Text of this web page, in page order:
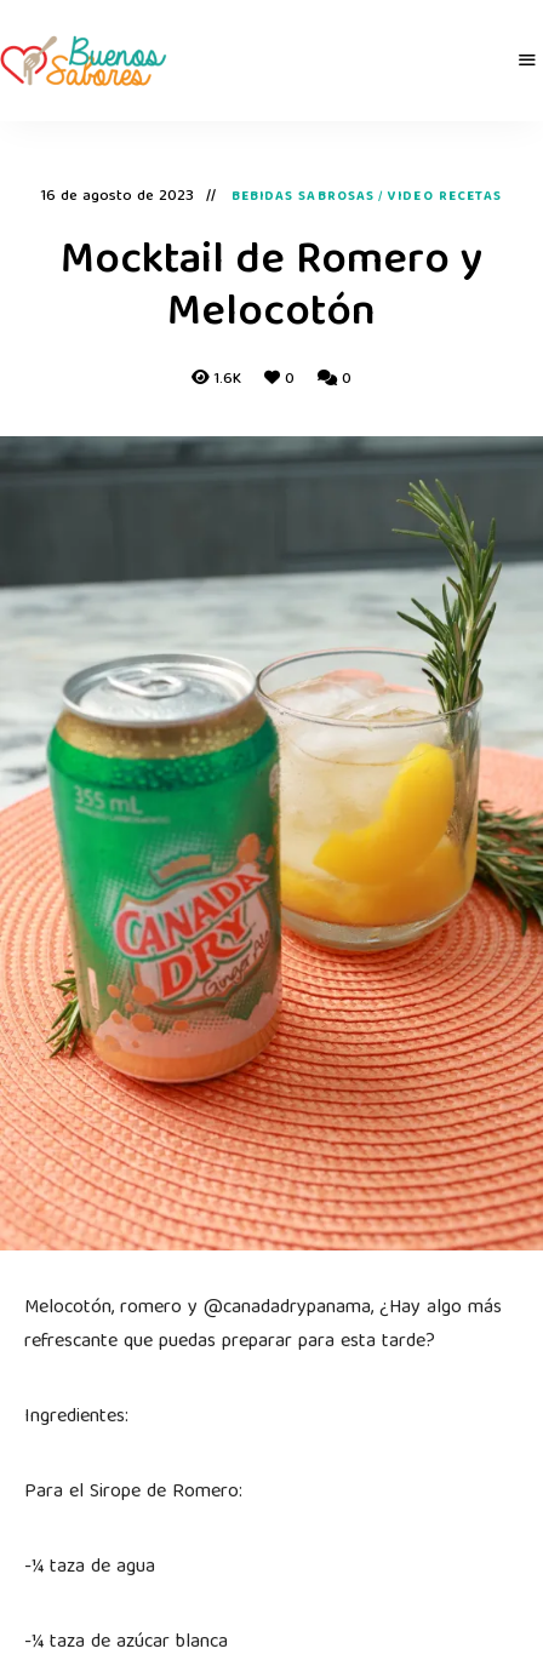
16 de agosto de 2023 BEBIDAS SABROSAS / VIDEO RECETAS
Mocktail de Romero y
Melocotón
1.6K 0 0
Melocotón, romero y @canadadrypanama, ¿Hay algo más
refrescante que puedas preparar para esta tarde?
Ingredientes:
Para el Sirope de Romero:
-¼ taza de agua
-¼ taza de azúcar blanca